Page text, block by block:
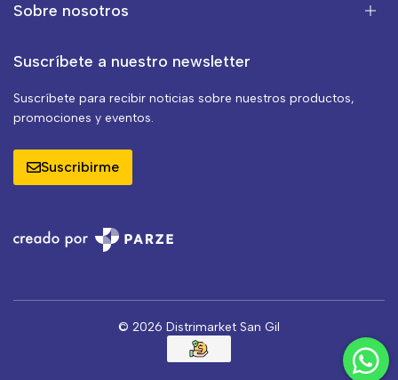
Sobre nosotros
Suscríbete a nuestro newsletter
Suscríbete para recibir noticias sobre nuestros productos,
promociones y eventos.
Suscribirme
© 2026 Distrimarket San Gil